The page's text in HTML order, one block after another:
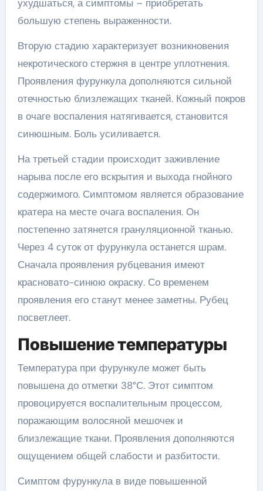
ухудшаться, а симптомы – приобретать
большую степень выраженности.
Вторую стадию характеризует возникновения
некротического стержня в центре уплотнения.
Проявления фурункула дополняются сильной
отечностью близлежащих тканей. Кожный покров
в очаге воспаления натягивается, становится
синюшным. Боль усиливается.
На третьей стадии происходит заживление
нарыва после его вскрытия и выхода гнойного
содержимого. Симптомом является образование
кратера на месте очага воспаления. Он
постепенно затянется грануляционной тканью.
Через 4 суток от фурункула останется шрам.
Сначала проявления рубцевания имеют
красновато-синюю окраску. Со временем
проявления его станут менее заметны. Рубец
посветлеет.
Повышение температуры
Температура при фурункуле может быть
повышена до отметки 38°С. Этот симптом
провоцируется воспалительным процессом,
поражающим волосяной мешочек и
близлежащие ткани. Проявления дополняются
ощущением общей слабости и разбитости.
Симптом фурункула в виде повышенной